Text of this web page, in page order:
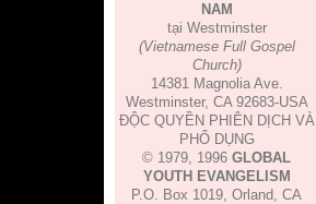
NAM
tại Westminster
(Vietnamese Full Gospel
Church)
14381 Magnolia Ave.
Westminster, CA 92683-USA
ĐỘC QUYỀN PHIÊN DỊCH VÀ
PHỔ DỤNG
© 1979, 1996 GLOBAL
YOUTH EVANGELISM
P.O. Box 1019, Orland, CA